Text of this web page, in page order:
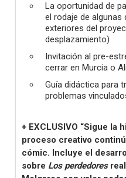
La oportunidad de
el rodaje de algunas
exteriores del
desplazamiento)
Invitación al pre-
cerrar en Murcia o
Guía didáctica para
problemas
+ EXCLUSIVO “Sigue la
proceso creativo
cómic. Incluye el
sobre Los perdedores